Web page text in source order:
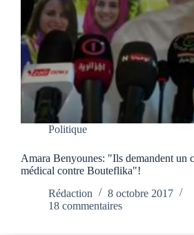
Politique
Amara Benyounes: "Ils demandent un
médical contre Bouteflika"!
Rédaction
8 octobre 2017
18 commentaires